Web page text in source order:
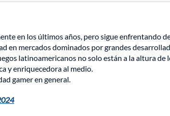
en los últimos años, pero sigue enfrentando
en mercados dominados por grandes
latinoamericanos no solo están a la altura de
y enriquecedora al medio.
gamer en general.